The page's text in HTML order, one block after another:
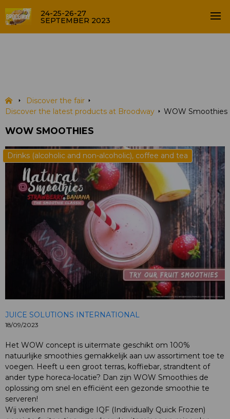
24-25-26-27
SEPTEMBER 2023
Discover the fair
Discover the latest products at Broodway
WOW Smoothies
WOW SMOOTHIES
Drinks (alcoholic and non-alcoholic), coffee and tea
JUICE SOLUTIONS INTERNATIONAL
18/09/2023
Het WOW concept is uitermate geschikt om 100%
natuurlijke smoothies gemakkelijk aan uw assortiment toe te
voegen. Heeft u een groot terras, koffiebar, strandtent of
ander type horeca-locatie? Dan zijn WOW Smoothies de
oplossing om snel en efficiënt een gezonde smoothie te
serveren!
Wij werken met handige IQF (Individually Quick Frozen)